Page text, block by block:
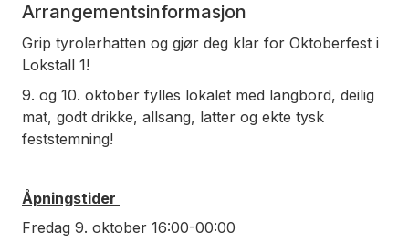
Arrangementsinformasjon
Grip tyrolerhatten og gjør deg klar for Oktoberfest i
Lokstall 1!
9. og 10. oktober fylles lokalet med langbord, deilig
mat, godt drikke, allsang, latter og ekte tysk
feststemning!
Åpningstider
Fredag 9. oktober 16:00-00:00